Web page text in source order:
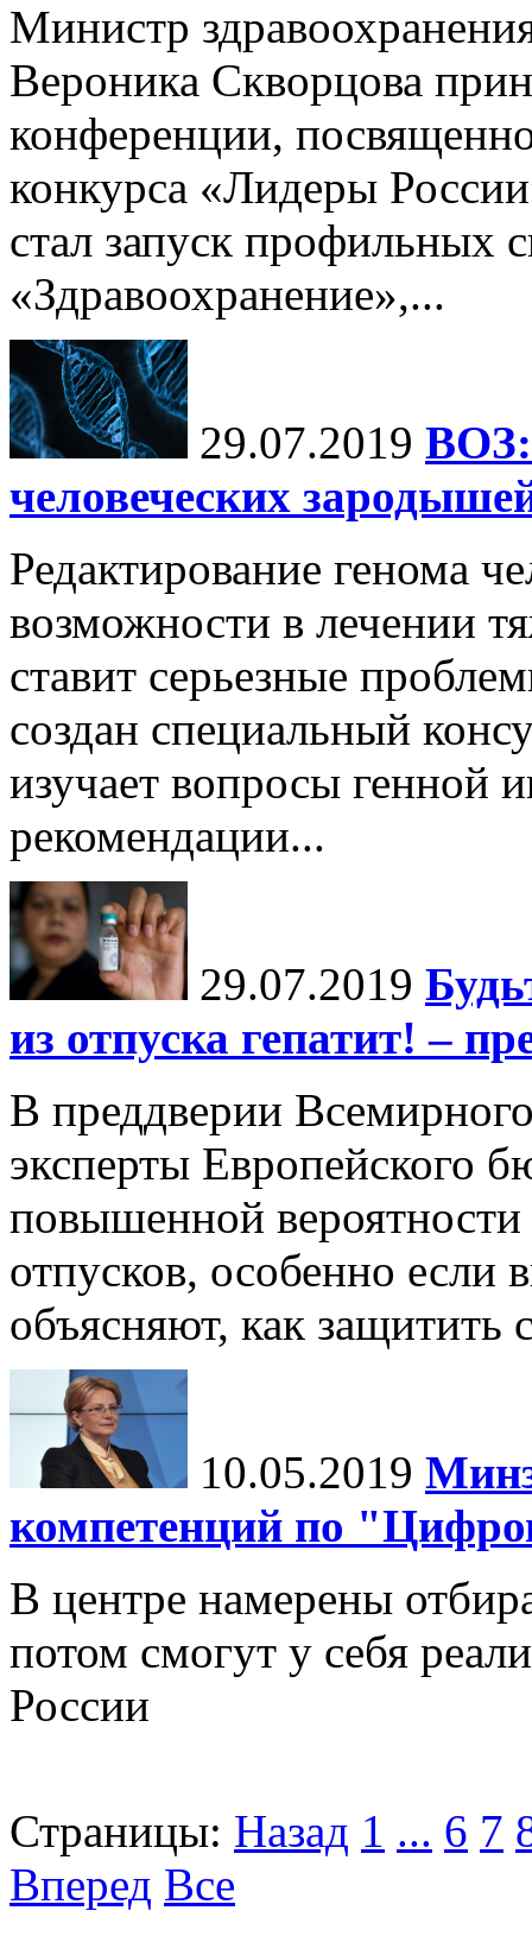
Министр
Вероника Скворцова
конференции,
конкурса «Лидеры
стал запуск профильных
«Здравоохранение»,...
29.07.2019 ВОЗ:
человеческих
Редактирование генома
возможности в лечении
ставит серьезные
создан специальный
изучает вопросы генной
рекомендации...
29.07.2019
из отпуска гепатит! –
В преддверии
эксперты Европейского
повышенной вероятности
отпусков, особенно если
объясняют, как защитить
10.05.2019
компетенций по
В центре намерены
потом смогут у себя
России
Страницы: Назад 1 ... 6 7
Вперед Все